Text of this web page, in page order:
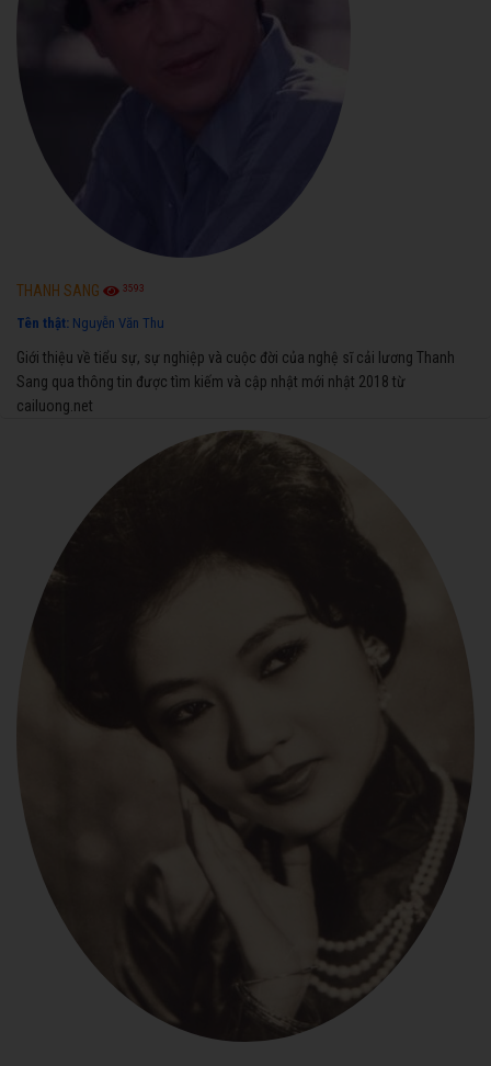
THANH SANG 3593
Tên thật: Nguyễn Văn Thu
Giới thiệu về tiểu sự, sự nghiệp và cuộc đời của nghệ sĩ cải lương Thanh
Sang qua thông tin được tìm kiếm và cập nhật mới nhật 2018 từ
cailuong.net